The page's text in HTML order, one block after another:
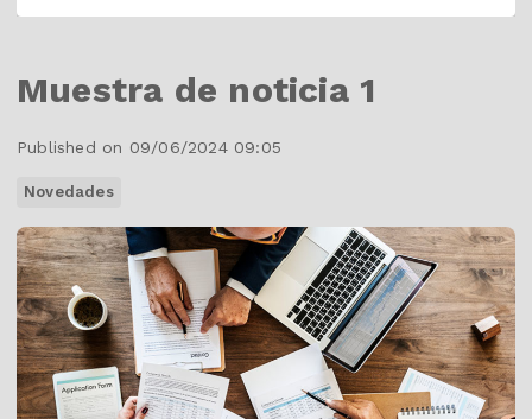
Muestra de noticia 1
Published on 09/06/2024 09:05
Novedades